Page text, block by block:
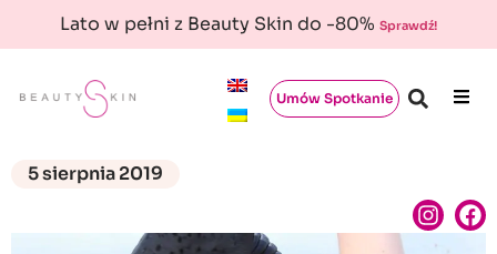
Lato w pełni z Beauty Skin do -80% Sprawdź!
Umów Spotkanie
5 sierpnia 2019